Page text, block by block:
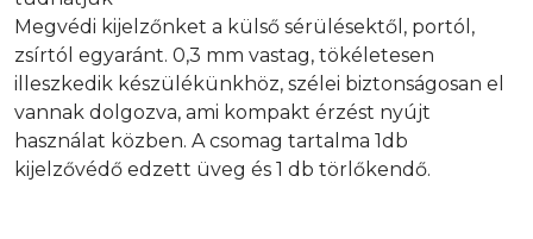
Megvédi kijelzőnket a külső sérülésektől, portól,
zsírtól egyaránt. 0,3 mm vastag, tökéletesen
illeszkedik készülékünkhöz, szélei biztonságosan el
vannak dolgozva, ami kompakt érzést nyújt
használat közben. A csomag tartalma 1db
kijelzővédő edzett üveg és 1 db törlőkendő.